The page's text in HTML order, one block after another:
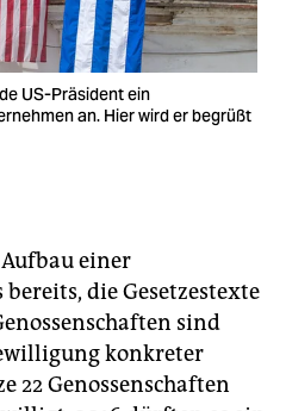
US-Präsident ein
an. Hier wird er begrüßt
einer
die Gesetzestexte
sind
konkreter
22 Genossenschaften